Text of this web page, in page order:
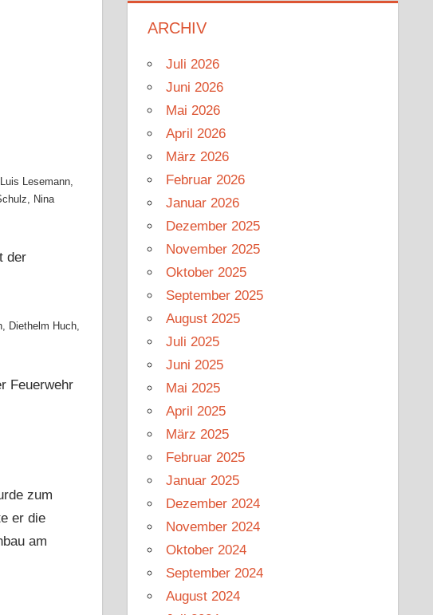
Lesemann,
Nina
der
Diethelm Huch,
Feuerwehr
zum
er die
am
ARCHIV
Juli 2026
Juni 2026
Mai 2026
April 2026
März 2026
Februar 2026
Januar 2026
Dezember 2025
November 2025
Oktober 2025
September 2025
August 2025
Juli 2025
Juni 2025
Mai 2025
April 2025
März 2025
Februar 2025
Januar 2025
Dezember 2024
November 2024
Oktober 2024
September 2024
August 2024